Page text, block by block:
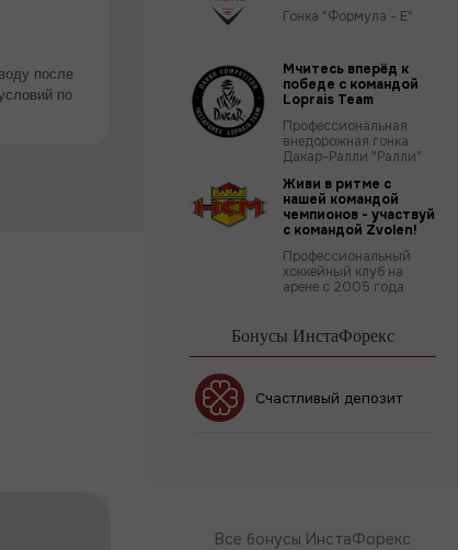
после
по
Гонка "Формула - Е"
Мчитесь вперёд к
победе с командой
Loprais Team
Профессиональная
внедорожная гонка
Дакар-Ралли "Ралли"
Живи в ритме с
нашей командой
чемпионов - участвуй
с командой Zvolen!
Профессиональный
хоккейный клуб на
арене с 2005 года
Бонусы ИнстаФорекс
Бонус 30%
Все бонусы ИнстаФорекс